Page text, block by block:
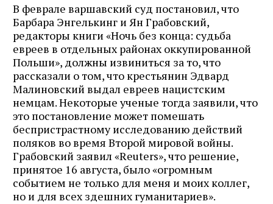
В феврале варшавский суд постановил, что
Барбара Энгелькинг и Ян Грабовский,
редакторы книги «Ночь без конца: судьба
евреев в отдельных районах оккупированной
Польши», должны извиниться за то, что
рассказали о том, что крестьянин Эдвард
Малиновский выдал евреев нацистским
немцам. Некоторые ученые тогда заявили, что
это постановление может помешать
беспристрастному исследованию действий
поляков во время Второй мировой войны.
Грабовский заявил «Reuters», что решение,
принятое 16 августа, было «огромным
событием не только для меня и моих коллег,
но и для всех здешних гуманитариев».